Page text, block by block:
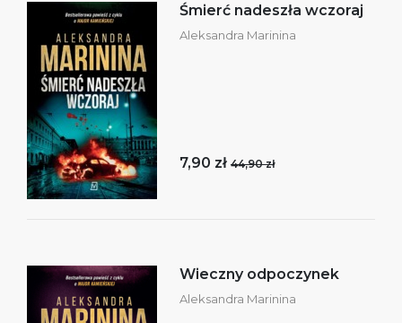
Śmierć nadeszła wczoraj
Aleksandra Marinina
7,90 zł 44,90 zł
Wieczny odpoczynek
Aleksandra Marinina